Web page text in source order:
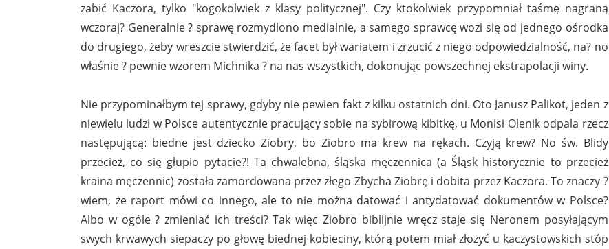
zabić Kaczora, tylko "kogokolwiek z klasy politycznej". Czy ktokolwiek przypomniał taśmę nagraną
wczoraj? Generalnie ? sprawę rozmydlono medialnie, a samego sprawcę wozi się od jednego ośrodka
do drugiego, żeby wreszcie stwierdzić, że facet był wariatem i zrzucić z niego odpowiedzialność, na? no
właśnie ? pewnie wzorem Michnika ? na nas wszystkich, dokonując powszechnej ekstrapolacji winy.
Nie przypominałbym tej sprawy, gdyby nie pewien fakt z kilku ostatnich dni. Oto Janusz Palikot, jeden z
niewielu ludzi w Polsce autentycznie pracujący sobie na sybirową kibitkę, u Monisi Olenik odpala rzecz
następującą: biedne jest dziecko Ziobry, bo Ziobro ma krew na rękach. Czyją krew? No św. Blidy
przecież, co się głupio pytacie?! Ta chwalebna, śląska męczennica (a Śląsk historycznie to przecież
kraina męczennic) została zamordowana przez złego Zbycha Ziobrę i dobita przez Kaczora. To znaczy ?
wiem, że raport mówi co innego, ale to nie można datować i antydatować dokumentów w Polsce?
Albo w ogóle ? zmieniać ich treści? Tak więc Ziobro biblijnie wręcz staje się Neronem posyłającym
swych krwawych siepaczy po głowę biednej kobieciny, którą potem miał złożyć u kaczystowskich stóp